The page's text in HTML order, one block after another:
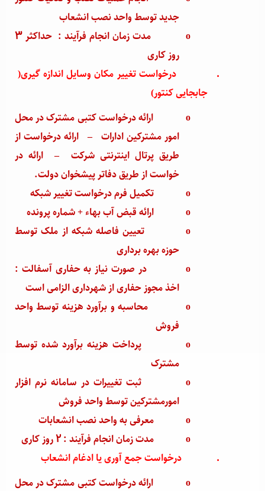
جدید توسط واحد نصب انشعاب
o
مدت زمان انجام فرآیند : حداکثر 3
روز کاری
·
درخواست تغییر مکان وسایل اندازه گیری(
جابجایی کنتور)
o
ارائه درخواست کتبی مشترک در محل
امور مشترکین ادارات
–
ارائه درخواست از
طریق پرتال اینترنتی شرکت
–
ارائه در
خواست از طریق دفاتر پیشخوان دولت.
o
تکمیل فرم درخواست تغییر شبکه
o
ارائه قبض آب بهاء + شماره پرونده
o
تعیین فاصله شبکه از ملک توسط
حوزه بهره برداری
o
در صورت نیاز به حفاری آسفالت :
اخذ مجوز حفاری از شهرداری الزامی است
o
محاسبه و برآورد هزینه توسط واحد
فروش
o
پرداخت هزینه برآورد شده توسط
مشترک
o
ثبت تغییرات در سامانه نرم افزار
امورمشترکین توسط واحد فروش
o
معرفی به واحد نصب انشعابات
o
مدت زمان انجام فرآیند : 2 روز کاری
·
درخواست جمع آوری یا ادغام انشعاب
o
ارائه درخواست کتبی مشترک در محل